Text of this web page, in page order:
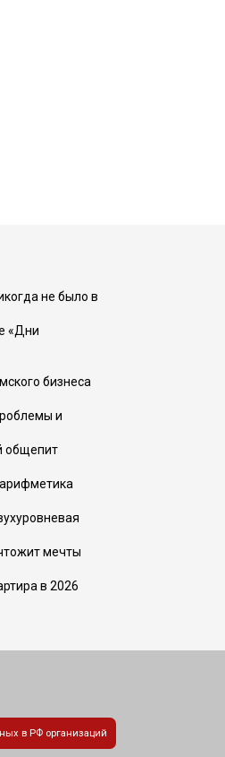
не было в
«Дни
бизнеса
и
общепит
мечты
в 2026
в РФ организаций